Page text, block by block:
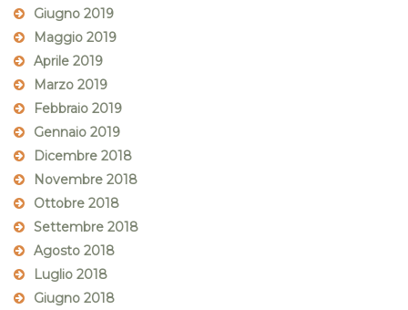
Giugno 2019
Maggio 2019
Aprile 2019
Marzo 2019
Febbraio 2019
Gennaio 2019
Dicembre 2018
Novembre 2018
Ottobre 2018
Settembre 2018
Agosto 2018
Luglio 2018
Giugno 2018